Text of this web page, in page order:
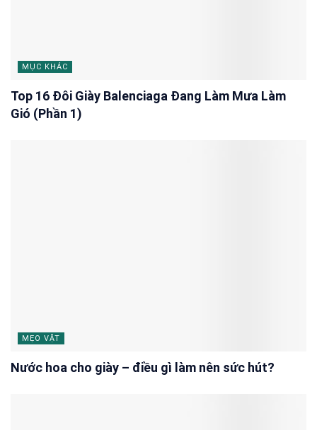
MỤC KHÁC
Top 16 Đôi Giày Balenciaga Đang Làm Mưa Làm
Gió (Phần 1)
MẸO VẶT
Nước hoa cho giày – điều gì làm nên sức hút?